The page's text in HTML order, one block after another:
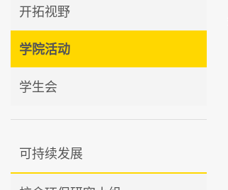
开拓视野
学院活动
学生会
可持续发展